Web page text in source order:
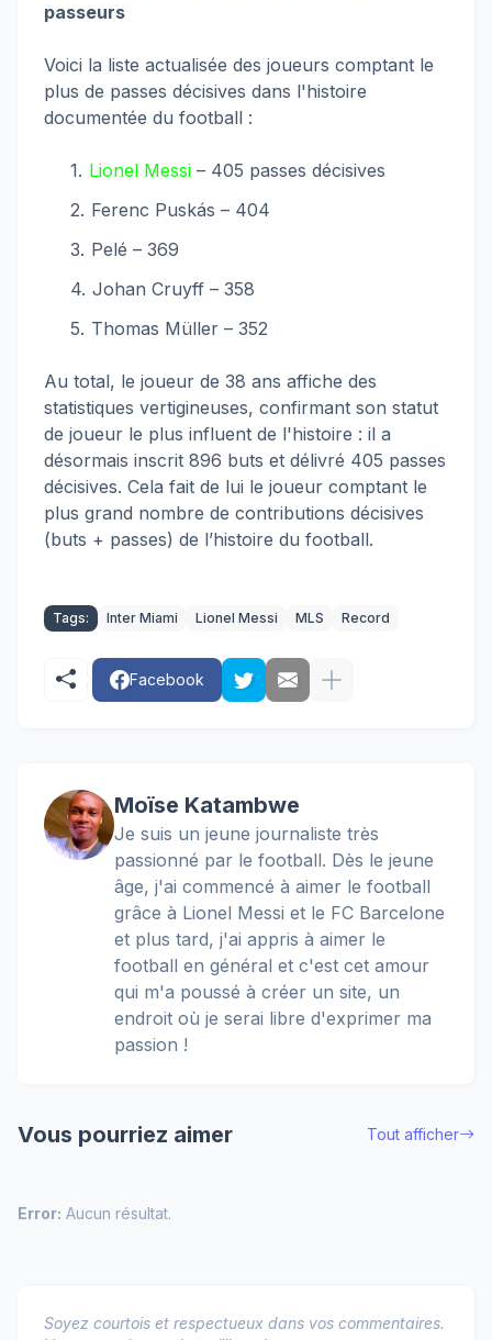
passeurs
Voici la liste actualisée des joueurs comptant le
plus de passes décisives dans l'histoire
documentée du football :
Lionel Messi – 405 passes décisives
Ferenc Puskás – 404
Pelé – 369
Johan Cruyff – 358
Thomas Müller – 352
Au total, le joueur de 38 ans affiche des
statistiques vertigineuses, confirmant son statut
de joueur le plus influent de l'histoire : il a
désormais inscrit 896 buts et délivré 405 passes
décisives. Cela fait de lui le joueur comptant le
plus grand nombre de contributions décisives
(buts + passes) de l’histoire du football.
Tags: Inter Miami Lionel Messi MLS Record
Facebook
Moïse Katambwe
Je suis un jeune journaliste très
passionné par le football. Dès le jeune
âge, j'ai commencé à aimer le football
grâce à Lionel Messi et le FC Barcelone
et plus tard, j'ai appris à aimer le
football en général et c'est cet amour
qui m'a poussé à créer un site, un
endroit où je serai libre d'exprimer ma
passion !
Vous pourriez aimer Tout afficher
Error: Aucun résultat.
Soyez courtois et respectueux dans vos commentaires.